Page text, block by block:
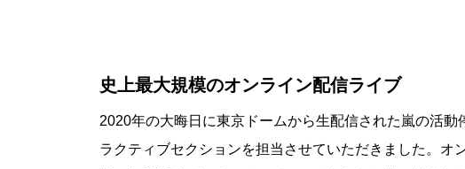
史上最大規模のオンライン配信ライブ
2020年の大晦日に東京ドームから生配信された嵐の活
ラクティブセクションを担当させていただきました。